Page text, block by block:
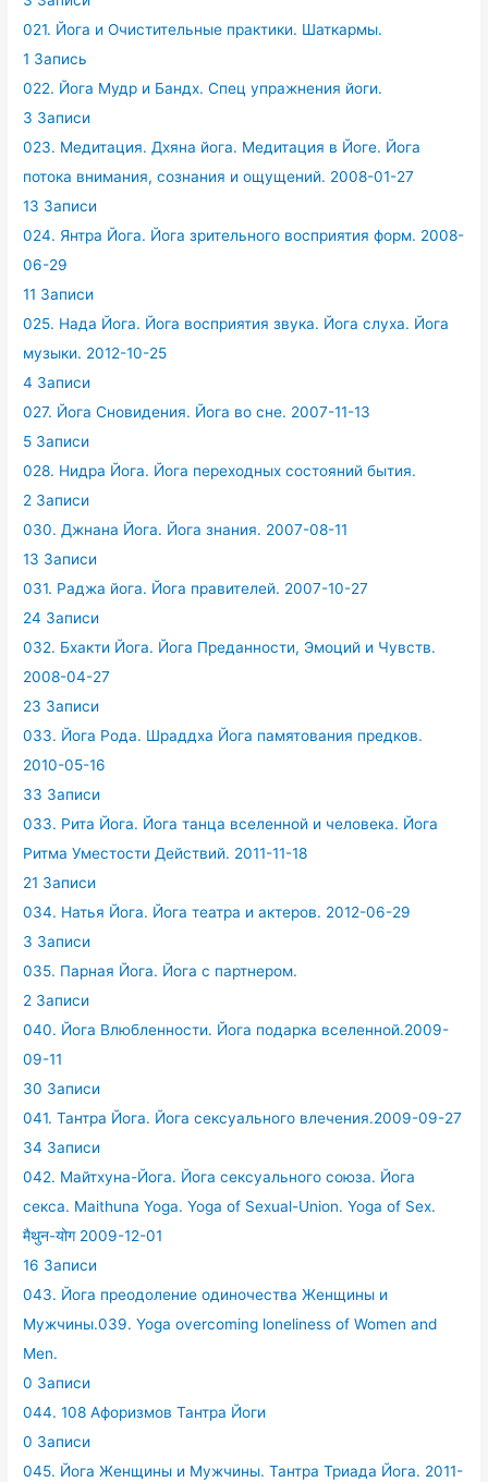
021. Йога и Очистительные практики. Шаткармы.
1 Запись
022. Йога Мудр и Бандх. Спец упражнения йоги.
3 Записи
023. Медитация. Дхяна йога. Медитация в Йоге. Йога
потока внимания, сознания и ощущений. 2008-01-27
13 Записи
024. Янтра Йога. Йога зрительного восприятия форм. 2008-
06-29
11 Записи
025. Нада Йога. Йога восприятия звука. Йога слуха. Йога
музыки. 2012-10-25
4 Записи
027. Йога Сновидения. Йога во сне. 2007-11-13
5 Записи
028. Нидра Йога. Йога переходных состояний бытия.
2 Записи
030. Джнана Йога. Йога знания. 2007-08-11
13 Записи
031. Раджа йога. Йога правителей. 2007-10-27
24 Записи
032. Бхакти Йога. Йога Преданности, Эмоций и Чувств.
2008-04-27
23 Записи
033. Йога Рода. Шраддха Йога памятования предков.
2010-05-16
33 Записи
033. Рита Йога. Йога танца вселенной и человека. Йога
Ритма Уместости Действий. 2011-11-18
21 Записи
034. Натья Йога. Йога театра и актеров. 2012-06-29
3 Записи
035. Парная Йога. Йога с партнером.
2 Записи
040. Йога Влюбленности. Йога подарка вселенной.2009-
09-11
30 Записи
041. Тантра Йога. Йога сексуального влечения.2009-09-27
34 Записи
042. Майтхуна-Йога. Йога сексуального союза. Йога
секса. Maithuna Yoga. Yoga of Sexual-Union. Yoga of Sex.
मैथुन-योग 2009-12-01
16 Записи
043. Йога преодоление одиночества Женщины и
Мужчины.039. Yoga overcoming loneliness of Women and
Men.
0 Записи
044. 108 Афоризмов Тантра Йоги
0 Записи
045. Йога Женщины и Мужчины. Тантра Триада Йога. 2011-